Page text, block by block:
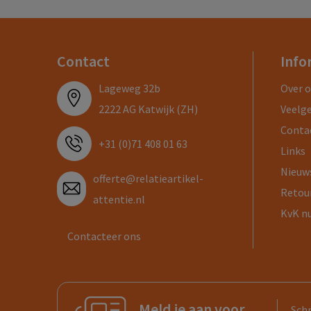
Contact
Lageweg 32b
2222 AG Katwijk (ZH)
+31 (0)71 408 01 63
offerte@relatieartikel-
attentie.nl
Contacteer ons
Over
Links
KvK